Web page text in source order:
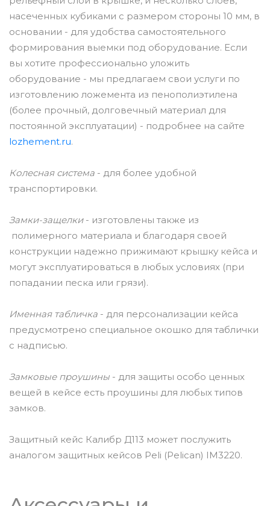
насеченных кубиками с размером стороны 10 мм, в
основании - для удобства самостоятельного
формирования выемки под оборудование. Если
вы хотите профессионально уложить
оборудование - мы предлагаем свои услуги по
изготовлению ложемента из пенополиэтилена
(более прочный, долговечный материал для
постоянной эксплуатации) - подробнее на сайте
lozhement.ru.
Колесная система - для более удобной
транспортировки.
Замки-защелки- изготовлены также из
полимерного материала и благодаря своей
конструкции надежно прижимают крышку кейса и
могут эксплуатироваться в любых условиях (при
попадании песка или грязи).
Именная табличка - для персонализации кейса
предусмотрено специальное окошко для таблички
с надписью.
Замковые проушины - для защиты особо ценных
вещей в кейсе есть проушины для любых типов
замков.
Защитный кейс Калибр Д113 может послужить
аналогом защитных кейсов Peli (Pelican) IM3220.